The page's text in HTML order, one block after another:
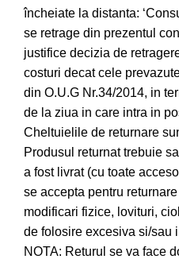
încheiate la distanta:
se retrage din prezentul
justifice decizia de
costuri decat cele
din O.U.G Nr.34/2014, in
de la ziua in care intra in
Cheltuielile de returnare
Produsul returnat trebuie
a fost livrat (cu toate
se accepta pentru
modificari fizice, lovituri,
de folosire excesiva si/sau
NOTA: Returul se va face